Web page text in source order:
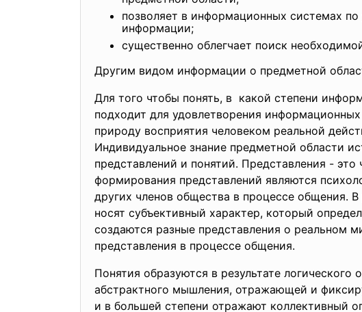
позволяет в информационных системах
информации;
существенно облегчает поиск
Другим видом информации о предметной
Для того чтобы понять, в какой степени
подходит для удовлетворения
природу восприятия человеком реальной
Индивидуальное знание предметной области
представлений и понятий. Представления -
формирования представлений являются
других членов общества в процессе общения.
носят субъективный характер, который
создаются разные представления о реальном
представления в процессе общения.
Понятия образуются в результате
абстрактного мышления, отражающей и
и в большей степени отражают коллективный